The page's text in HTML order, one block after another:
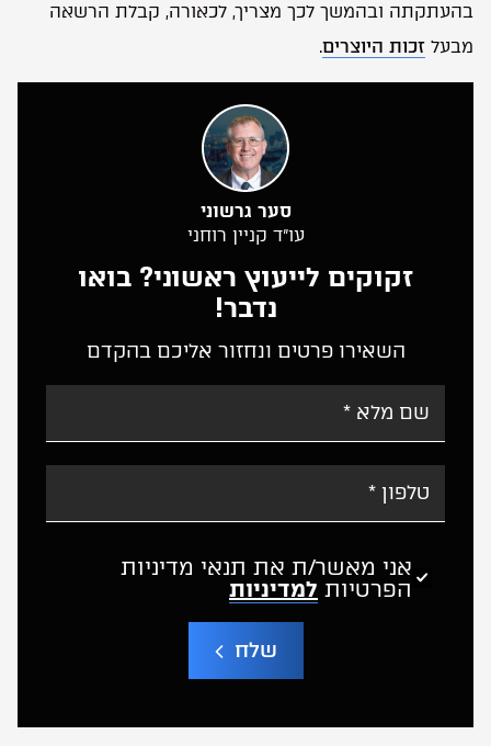
בהעתקתה ובהמשך לכך מצריך, לכאורה, קבלת הרשאה
מבעלזכות היוצרים.
סער גרשוני
עו”ד קניין רוחני
זקוקים לייעוץ ראשוני? בואו
נדבר!
השאירו פרטים ונחזור אליכם בהקדם
אני מאשר/ת את תנאי מדיניות
הפרטיותלמדיניות
שלח
t